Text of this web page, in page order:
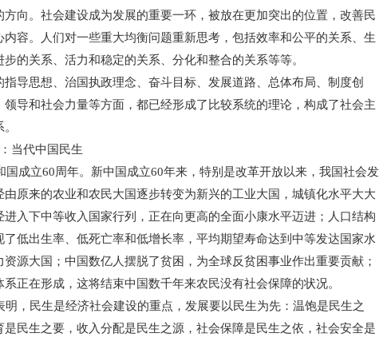
向。社会建设成为发展的重要一环，被放在更加突出的位置，改善民
容。人们对一些重大均衡问题重新思考，包括效率和公平的关系、生
的关系、活力和稳定的关系、分化和整合的关系等等。
思想、治国执政理念、奋斗目标、发展道路、总体布局、制度创
导和社会力量等方面，都已经形成了比较系统的理论，构成了社会主
代中国民生
成立60周年。新中国成立60年来，特别是改革开放以来，我国社会发
原来的农业和农民大国逐步转变为新兴的工业大国，城镇化水平大大
入下中等收入国家行列，正在向更高的全面小康水平迈进；人口结构
低出生率、低死亡率和低增长率，平均期望寿命达到中等发达国家水
源大国；中国数亿人摆脱了贫困，为全球反贫困事业作出重要贡献；
正在形成，这将结束中国数千年来农民没有社会保障的状况。
民生是经济社会建设的重点，发展要以民生为先：温饱是民生之
民生之要，收入分配是民生之源，社会保障是民生之依，社会安全是